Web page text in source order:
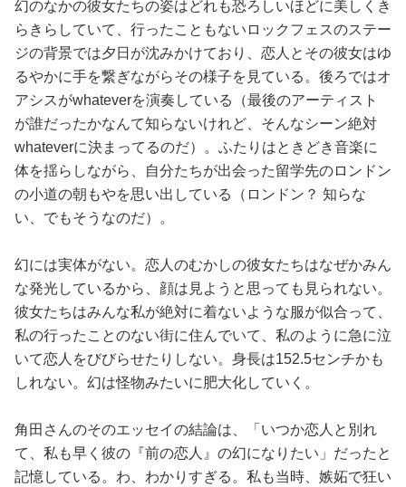
幻のなかの彼女たちの姿はどれも恐ろしいほどに美しくき
らきらしていて、行ったこともないロックフェスのステー
ジの背景では夕日が沈みかけており、恋人とその彼女はゆ
るやかに手を繋ぎながらその様子を見ている。後ろではオ
アシスがwhateverを演奏している（最後のアーティスト
が誰だったかなんて知らないけれど、そんなシーン絶対
whateverに決まってるのだ）。ふたりはときどき音楽に
体を揺らしながら、自分たちが出会った留学先のロンドン
の小道の朝もやを思い出している（ロンドン？ 知らな
い、でもそうなのだ）。
幻には実体がない。恋人のむかしの彼女たちはなぜかみん
な発光しているから、顔は見ようと思っても見られない。
彼女たちはみんな私が絶対に着ないような服が似合って、
私の行ったことのない街に住んでいて、私のように急に泣
いて恋人をびびらせたりしない。身長は152.5センチかも
しれない。幻は怪物みたいに肥大化していく。
角田さんのそのエッセイの結論は、「いつか恋人と別れ
て、私も早く彼の『前の恋人』の幻になりたい」だったと
記憶している。わ、わかりすぎる。私も当時、嫉妬で狂い